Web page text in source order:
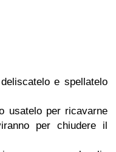
e spellatelo
usatelo per ricavarne
per chiudere il